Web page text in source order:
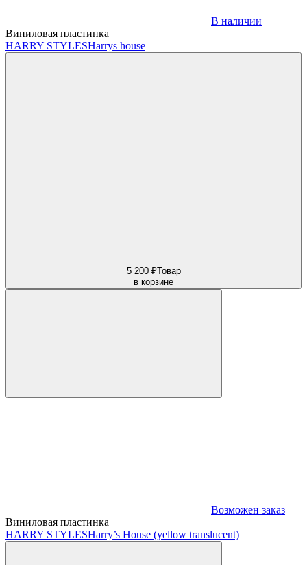
В наличии
Виниловая пластинка
HARRY STYLESHarrys house
5 200 ₽Товар
в корзине
Возможен заказ
Виниловая пластинка
HARRY STYLESHarry’s House (yellow translucent)